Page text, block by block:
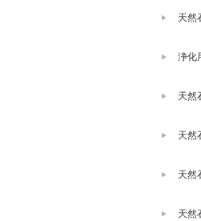
天然
浄化
天然
天然
天然
天然